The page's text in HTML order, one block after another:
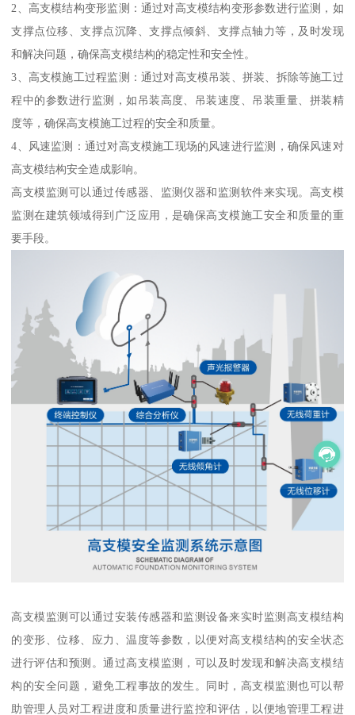
2、高支模结构变形监测：通过对高支模结构变形参数进行监测，如
支撑点位移、支撑点沉降、支撑点倾斜、支撑点轴力等，及时发现
和解决问题，确保高支模结构的稳定性和安全性。
3、高支模施工过程监测：通过对高支模吊装、拼装、拆除等施工过
程中的参数进行监测，如吊装高度、吊装速度、吊装重量、拼装精
度等，确保高支模施工过程的安全和质量。
4、风速监测：通过对高支模施工现场的风速进行监测，确保风速对
高支模结构安全造成影响。
高支模监测可以通过传感器、监测仪器和监测软件来实现。高支模
监测在建筑领域得到广泛应用，是确保高支模施工安全和质量的重
要手段。
高支模监测可以通过安装传感器和监测设备来实时监测高支模结构
的变形、位移、应力、温度等参数，以便对高支模结构的安全状态
进行评估和预测。通过高支模监测，可以及时发现和解决高支模结
构的安全问题，避免工程事故的发生。同时，高支模监测也可以帮
助管理人员对工程进度和质量进行监控和评估，以便地管理工程进